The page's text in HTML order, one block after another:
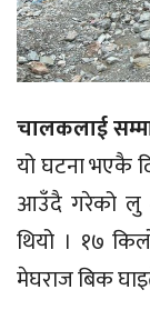
चालकलाई
यो घटना भएकै
आउँदै गरेको लु
थियो । १७
मेघराज बिक